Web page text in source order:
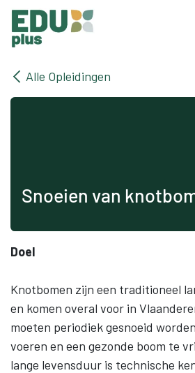
Overslaan naar inhoud
Alle Opleidingen
Snoeien van
Doel
Knotbomen zijn een traditioneel
en komen overal voor in
moeten periodiek gesnoeid
voeren en een gezonde boom te
lange levensduur is technische